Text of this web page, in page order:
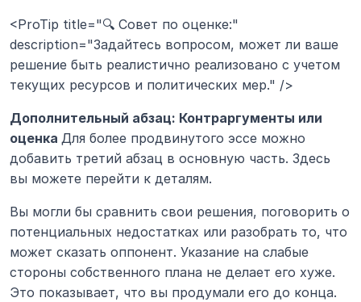
<ProTip title="🔍 Совет по оценке:"
description="Задайтесь вопросом, может ли ваше
решение быть реалистично реализовано с учетом
текущих ресурсов и политических мер." />
Дополнительный абзац: Контраргументы или
оценка Для более продвинутого эссе можно
добавить третий абзац в основную часть. Здесь
вы можете перейти к деталям.
Вы могли бы сравнить свои решения, поговорить о
потенциальных недостатках или разобрать то, что
может сказать оппонент. Указание на слабые
стороны собственного плана не делает его хуже.
Это показывает, что вы продумали его до конца.